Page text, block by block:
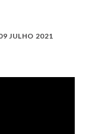
JULHO 2021